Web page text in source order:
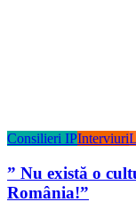
Consilieri IPInterviuri
” Nu există o
România!”